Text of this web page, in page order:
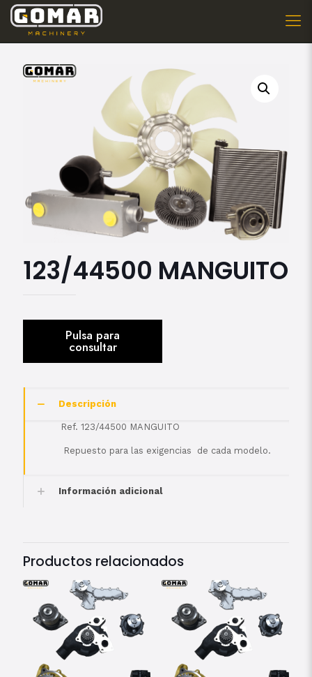
123/44500 MANGUITO
Descripción
Ref. 123/44500 MANGUITO
Repuesto para las exigencias de cada modelo.
Información adicional
Productos relacionados